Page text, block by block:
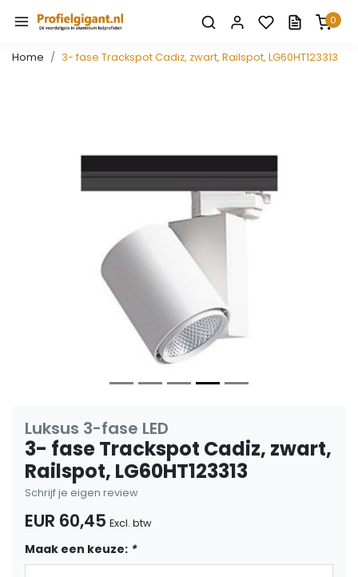
0
Home 3- fase Trackspot Cadiz, zwart, Railspot, LG60HT123313
Luksus 3-fase LED
3- fase Trackspot Cadiz, zwart,
Railspot, LG60HT123313
Schrijf je eigen review
EUR 60,45 Excl. btw
Maak een keuze: *